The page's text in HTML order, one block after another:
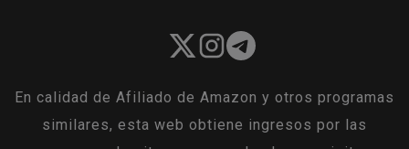
En calidad de Afiliado de Amazon y otros programas
similares, esta web obtiene ingresos por las